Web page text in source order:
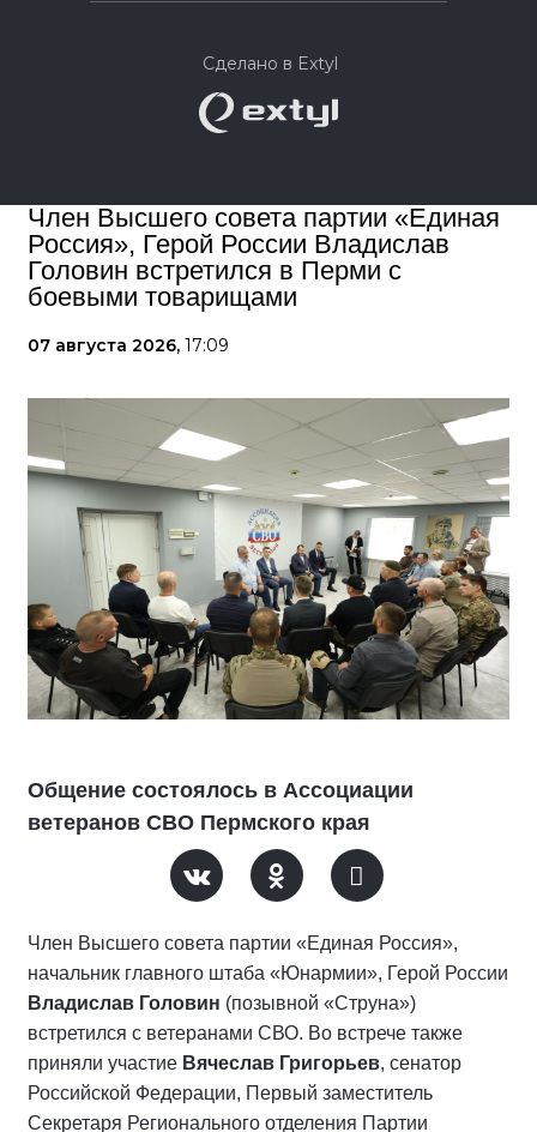
Сделано в Extyl
Член Высшего совета партии «Единая
Россия», Герой России Владислав
Головин встретился в Перми с
боевыми товарищами
07 августа 2026, 17:09
Общение состоялось в Ассоциации
ветеранов СВО Пермского края
Член Высшего совета партии «Единая Россия»,
начальник главного штаба «Юнармии», Герой России
Владислав Головин (позывной «Струна»)
встретился с ветеранами СВО. Во встрече также
приняли участие Вячеслав Григорьев, сенатор
Российской Федерации, Первый заместитель
Секретаря Регионального отделения Партии